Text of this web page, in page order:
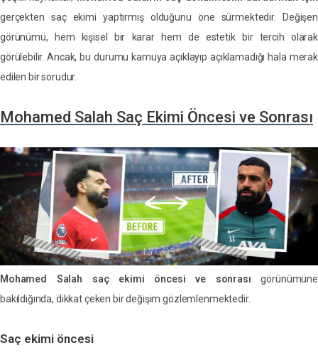
gerçekten saç ekimi yaptırmış olduğunu öne sürmektedir. Değişen
görünümü, hem kişisel bir karar hem de estetik bir tercih olarak
görülebilir. Ancak, bu durumu kamuya açıklayıp açıklamadığı hala merak
edilen bir sorudur.
Mohamed Salah Saç Ekimi Öncesi ve Sonrası
Mohamed Salah saç ekimi öncesi ve sonrası görünümüne
bakıldığında, dikkat çeken bir değişim gözlemlenmektedir.
Saç ekimi öncesi